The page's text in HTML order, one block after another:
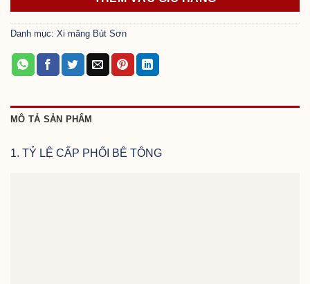
Danh mục: Xi măng Bút Sơn
MÔ TẢ SẢN PHẨM
1. TỶ LỆ CẤP PHỐI BÊ TÔNG